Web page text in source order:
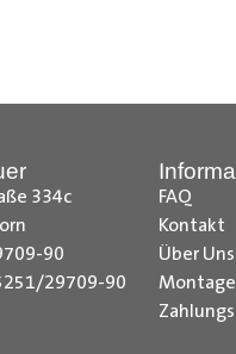
334c
90
29709-90
FAQ
Kontakt
Über Uns